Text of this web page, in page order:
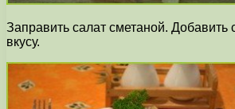
Заправить салат сметаной. Добавить
вкусу.